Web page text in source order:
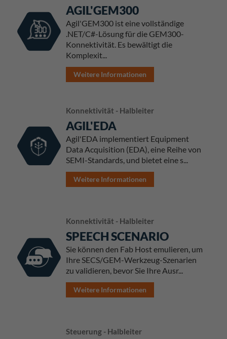
AGIL'GEM300
Agil'GEM300 ist eine vollständige
.NET/C#-Lösung für die GEM300-
Konnektivität. Es bewältigt die
Komplexit...
Weitere Informationen
Konnektivität - Halbleiter
AGIL'EDA
Agil'EDA implementiert Equipment
Data Acquisition (EDA), eine Reihe von
SEMI-Standards, und bietet eine s...
Weitere Informationen
Konnektivität - Halbleiter
SPEECH SCENARIO
Sie können den Fab Host emulieren, um
Ihre SECS/GEM-Werkzeug-Szenarien
zu validieren, bevor Sie Ihre Ausr...
Weitere Informationen
Steuerung - Halbleiter